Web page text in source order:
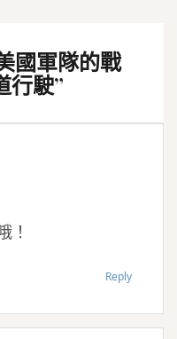
國軍隊的戰
行駛”
！
Reply